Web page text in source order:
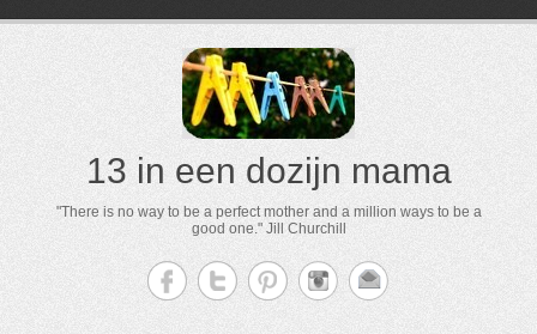
13 in een dozijn mama
"There is no way to be a perfect mother and a million ways to be a
good one." Jill Churchill